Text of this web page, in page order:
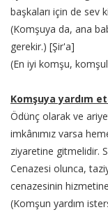
başkaları için de sev
(Komşuya da, ana
gerekir.) [Şir'a]
(En iyi komşu,
Komşuya yardım
Ödünç olarak ve
imkânımız varsa
ziyaretine gitmelidir.
Cenazesi olunca,
cenazesinin
(Komşun yardım